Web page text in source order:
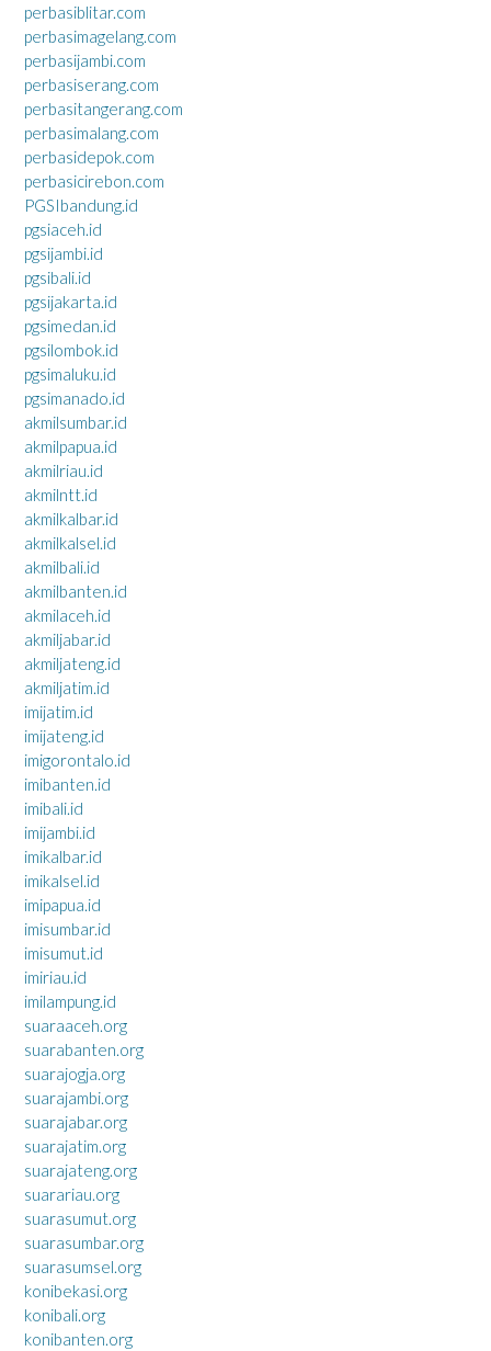
perbasiblitar.com
perbasimagelang.com
perbasijambi.com
perbasiserang.com
perbasitangerang.com
perbasimalang.com
perbasidepok.com
perbasicirebon.com
PGSIbandung.id
pgsiaceh.id
pgsijambi.id
pgsibali.id
pgsijakarta.id
pgsimedan.id
pgsilombok.id
pgsimaluku.id
pgsimanado.id
akmilsumbar.id
akmilpapua.id
akmilriau.id
akmilntt.id
akmilkalbar.id
akmilkalsel.id
akmilbali.id
akmilbanten.id
akmilaceh.id
akmiljabar.id
akmiljateng.id
akmiljatim.id
imijatim.id
imijateng.id
imigorontalo.id
imibanten.id
imibali.id
imijambi.id
imikalbar.id
imikalsel.id
imipapua.id
imisumbar.id
imisumut.id
imiriau.id
imilampung.id
suaraaceh.org
suarabanten.org
suarajogja.org
suarajambi.org
suarajabar.org
suarajatim.org
suarajateng.org
suarariau.org
suarasumut.org
suarasumbar.org
suarasumsel.org
konibekasi.org
konibali.org
konibanten.org